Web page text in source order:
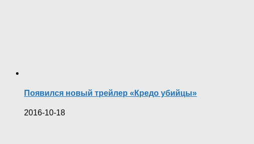
Появился новый трейлер «Кредо убийцы»
2016-10-18